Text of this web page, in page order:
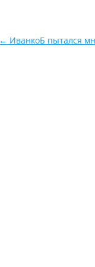
Навигация по
← ИванкоБ пытался